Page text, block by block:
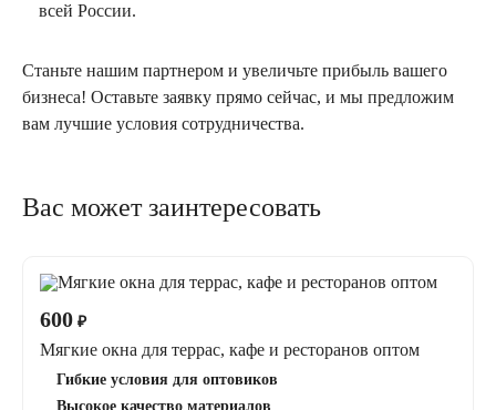
всей России.
Станьте нашим партнером и увеличьте прибыль вашего
бизнеса! Оставьте заявку прямо сейчас, и мы предложим
вам лучшие условия сотрудничества.
Вас может заинтересовать
600 ₽
Мягкие окна для террас, кафе и ресторанов оптом
Гибкие условия для оптовиков
Высокое качество материалов